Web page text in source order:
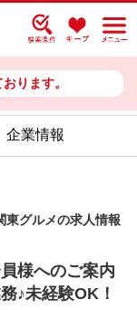
ります。
企業情報
グルメの求人情報
様へのご案内
♪未経験OK！